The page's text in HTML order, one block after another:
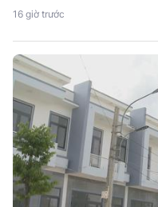
16 giờ trước